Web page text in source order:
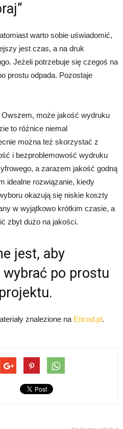
warto sobie uświadomić,
jest czas, a na druk
Jeżeli potrzebuje się czegoś na
prostu odpada. Pozostaje
może jakość wydruku
to różnice niemal
można też skorzystać z
i bezproblemowość wydruku
a zarazem jakość godną
idealne rozwiązanie, kiedy
okazują się niskie koszty
w wyjątkowo krótkim czasie, a
zbyt dużo na jakości.
jest, aby
po prostu
znalezione na Eticod.pl.